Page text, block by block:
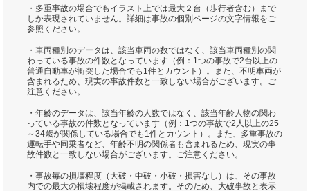
・多重事故の場合でもイラスト上では最大２台（歩行者含む）まで
しか表現されていません。詳細は事故の個別ページの文字情報をご
参照ください。
・車両種別のデータは、該当車両の数ではなく、該当車両種別の関
わっている事故の件数となっています（例：1つの事故で2台以上の
普通自動車が衝突した場合でも1件とカウント）。また、不明車両が
含まれるため、現実の事故件数と一致しない場合がございます。ご
注意ください。
・年齢のデータは、該当年齢の人数ではなく、該当年齢人物の関わ
っている事故の件数となっています（例：1つの事故で2人以上の25
～34歳が関係している場合でも1件とカウント）。また、多重事故の
運転手や同乗者など、年齢不明の関係者も含まれるため、現実の事
故件数と一致しない場合がございます。ご注意ください。
・事故毎の損壊程度（大破・中破・小破・損害なし）は、その事故
内での最大の損壊程度が掲載されます。そのため、大破事故と表示